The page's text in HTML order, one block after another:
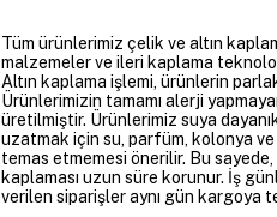
Tüm ürünlerimiz çelik ve altın
malzemeler ve ileri kaplama
Altın kaplama işlemi, ürünlerin
Ürünlerimizin tamamı alerji
üretilmiştir. Ürünlerimiz suya
uzatmak için su, parfüm, kolonya
temas etmemesi önerilir. Bu sayede,
kaplaması uzun süre korunur. İş
verilen siparişler aynı gün kargoya